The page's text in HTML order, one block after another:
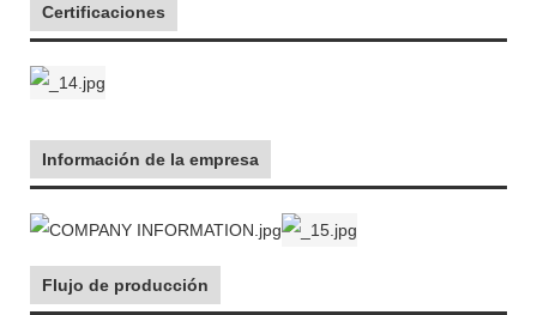
Certificaciones
Información de la empresa
Flujo de producción